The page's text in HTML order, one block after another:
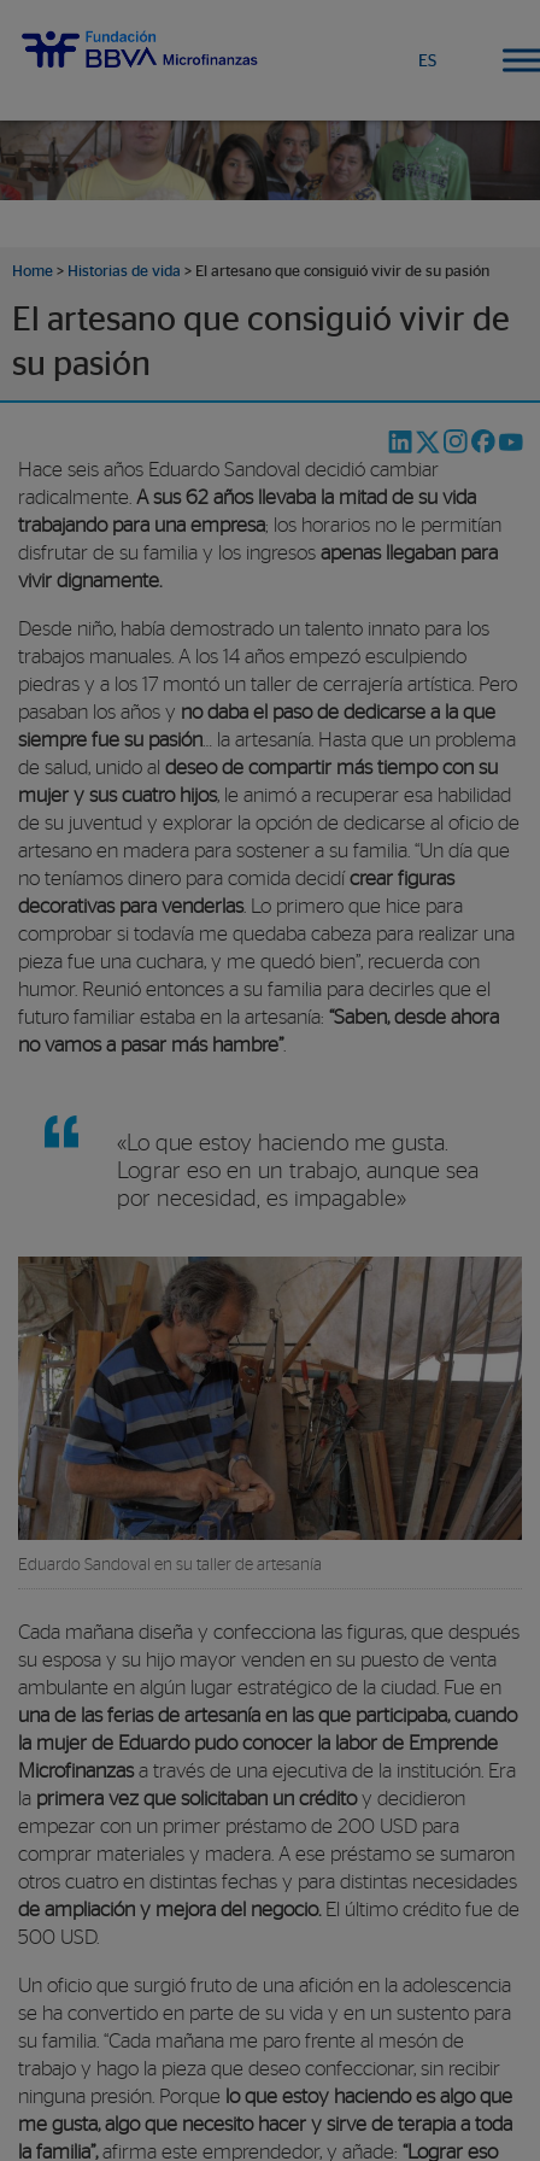
ES
Home > Historias de vida > El artesano que consiguió vivir de su pasión
El artesano que consiguió vivir de
su pasión
Hace seis años Eduardo Sandoval decidió cambiar
radicalmente. A sus 62 años llevaba la mitad de su vida
trabajando para una empresa; los horarios no le permitían
disfrutar de su familia y los ingresos apenas llegaban para
vivir dignamente.
Desde niño, había demostrado un talento innato para los
trabajos manuales. A los 14 años empezó esculpiendo
piedras y a los 17 montó un taller de cerrajería artística. Pero
pasaban los años y no daba el paso de dedicarse a la que
siempre fue su pasión … la artesanía. Hasta que un problema
de salud, unido al deseo de compartir más tiempo con su
mujer y sus cuatro hijos, le animó a recuperar esa habilidad
de su juventud y explorar la opción de dedicarse al oficio de
artesano en madera para sostener a su familia. “Un día que
no teníamos dinero para comida decidí crear figuras
decorativas para venderlas. Lo primero que hice para
comprobar si todavía me quedaba cabeza para realizar una
pieza fue una cuchara, y me quedó bien”, recuerda con
humor. Reunió entonces a su familia para decirles que el
futuro familiar estaba en la artesanía: “Saben, desde ahora
no vamos a pasar más hambre”.
«Lo que estoy haciendo me gusta.
Lograr eso en un trabajo, aunque sea
por necesidad, es impagable»
Eduardo Sandoval en su taller de artesanía
Cada mañana diseña y confecciona las figuras, que después
su esposa y su hijo mayor venden en su puesto de venta
ambulante en algún lugar estratégico de la ciudad.
Fue en
una de las ferias de artesanía en las que participaba, cuando
la mujer de Eduardo pudo conocer la labor de Emprende
Microfinanzasa través de una ejecutiva de la institución. Era
la primera vez que solicitaban un créditoy decidieron
empezar con un primer préstamo de 200 USD para
comprar materiales y madera. A ese préstamo se sumaron
otros cuatro en distintas fechas y para distintas necesidades
de ampliación y mejora del negocio. El último crédito fue de
500 USD.
Un oficio que surgió fruto de una afición en la adolescencia
se ha convertido en parte de su vida y en un sustento para
su familia. “Cada mañana me paro frente al mesón de
trabajo y hago la pieza que deseo confeccionar, sin recibir
ninguna presión. Porque lo que estoy haciendo es algo que
me gusta, algo que necesito hacer y sirve de terapia a toda
la familia”,afirma este emprendedor, y añade: “Lograr eso